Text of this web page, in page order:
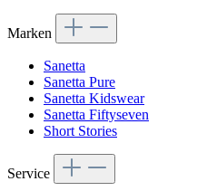
Marken
Sanetta
Sanetta Pure
Sanetta Kidswear
Sanetta Fiftyseven
Short Stories
Service